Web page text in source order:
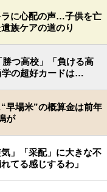
に心配の声…子供を亡
族ケアの道のり
勝つ高校」「負ける高
学の超好カードは…
早場米”の概算金は前年
が
」「采配」に大きな不
てる感じするわ」